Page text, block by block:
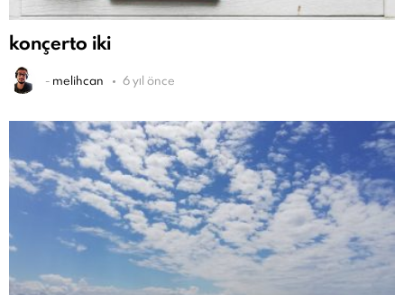
konçerto iki
- melihcan 6 yıl önce